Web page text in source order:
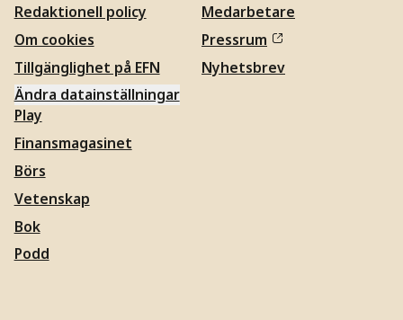
Redaktionell policy
Om cookies
Tillgänglighet på EFN
Ändra datainställningar
Medarbetare
Pressrum
Nyhetsbrev
Play
Finansmagasinet
Börs
Vetenskap
Bok
Podd